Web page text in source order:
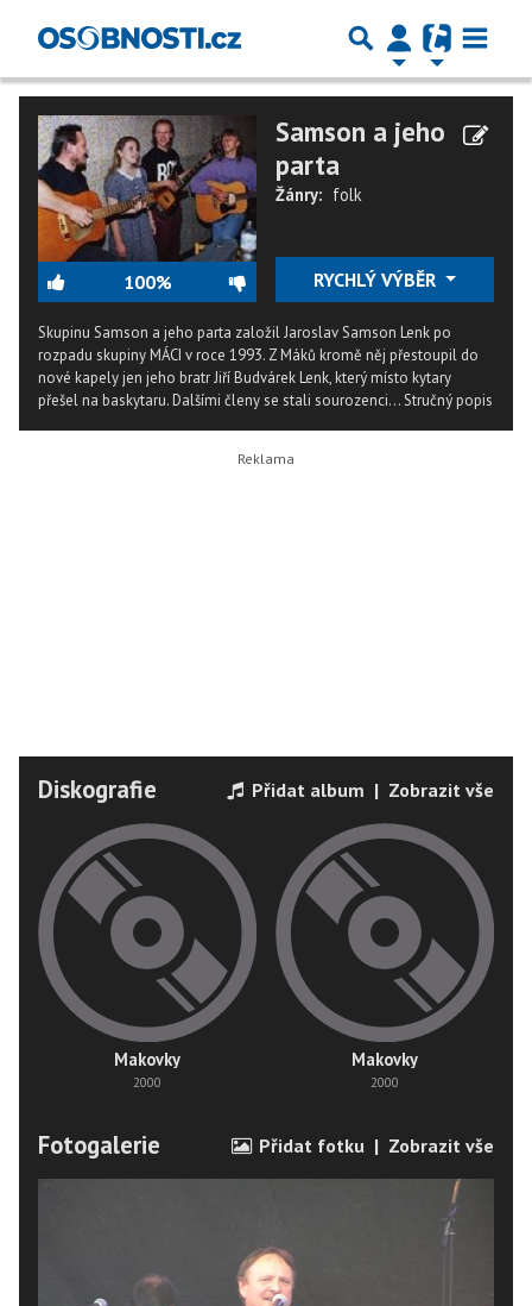
100%
Samson a jeho
parta
Žánry: folk
RYCHLÝ VÝBĚR
Skupinu Samson a jeho parta založil Jaroslav Samson Lenk po
rozpadu skupiny MÁCI v roce 1993. Z Máků kromě něj přestoupil do
nové kapely jen jeho bratr Jiří Budvárek Lenk, který místo kytary
přešel na baskytaru. Dalšími členy se stali sourozenci...Stručný popis
Diskografie Přidat album | Zobrazit vše
Makovky
2000
Makovky
2000
Fotogalerie Přidat fotku | Zobrazit vše